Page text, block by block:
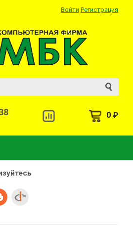
Войти Регистрация
0 ₽